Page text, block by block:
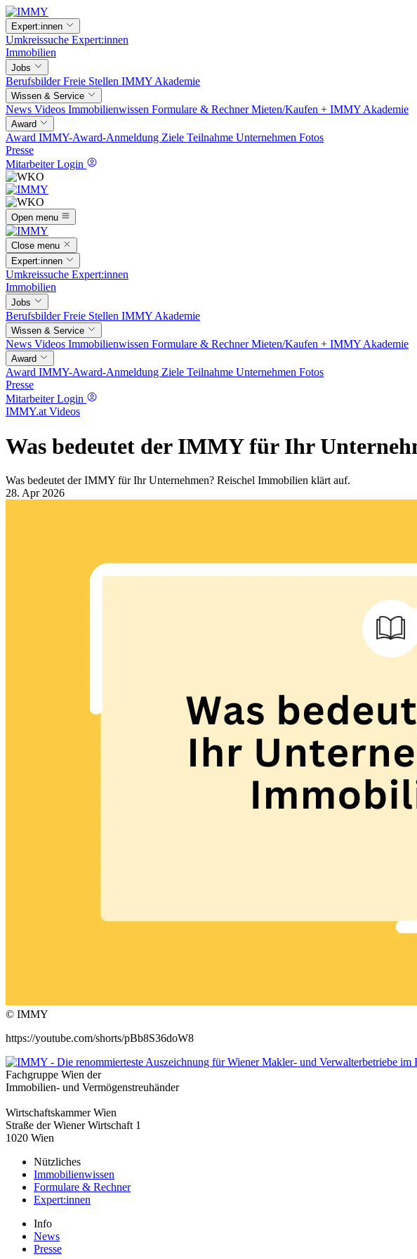
Expert:innen
Umkreissuche Expert:innen
Immobilien
Jobs
BerufsbilderFreie Stellen IMMY Akademie
Wissen & Service
News Videos Immobilienwissen Formulare & RechnerMieten/Kaufen + IMMY Akademie
Award
Award IMMY-Award-Anmeldung Ziele Teilnahme Unternehmen Fotos
Presse
Mitarbeiter Login
Open menu
Close menu
Expert:innen
Umkreissuche Expert:innen
Immobilien
Jobs
BerufsbilderFreie Stellen IMMY Akademie
Wissen & Service
News Videos Immobilienwissen Formulare & RechnerMieten/Kaufen + IMMY Akademie
Award
Award IMMY-Award-Anmeldung Ziele Teilnahme Unternehmen Fotos
Presse
Mitarbeiter Login
IMMY.at Videos
Was bedeutet der IMMY für Ihr
Was bedeutet der IMMY für Ihr Unternehmen? Reischel Immobilien klärt auf.
28. Apr 2026
© IMMY
https://youtube.com/shorts/pBb8S36doW8
Fachgruppe Wien der
Immobilien- und Vermögenstreuhänder
Wirtschaftskammer Wien
Straße der Wiener Wirtschaft 1
1020 Wien
Nützliches
Immobilienwissen
Formulare & Rechner
Expert:innen
Info
News
Presse